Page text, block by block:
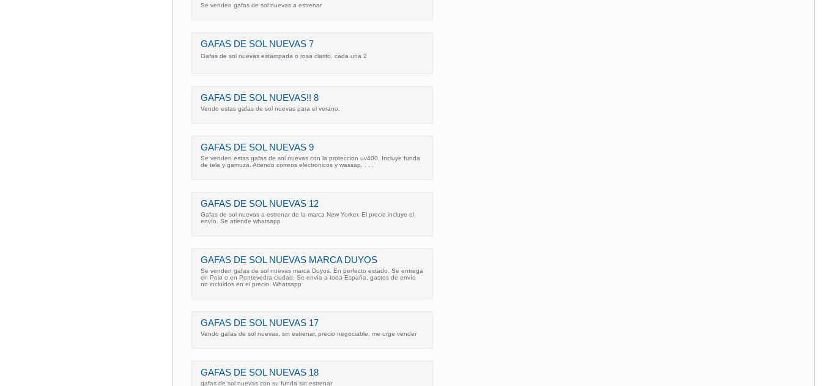
Se venden gafas de sol nuevas a estrenar
GAFAS DE SOL NUEVAS 7
Gafas de sol nuevas estampada o rosa clarito, cada una 2
GAFAS DE SOL NUEVAS!! 8
Vendo estas gafas de sol nuevas para el verano.
GAFAS DE SOL NUEVAS 9
Se venden estas gafas de sol nuevas con la proteccion uv400. Incluye funda
de tela y gamuza. Atiendo correos electronicos y wassap. . . .
GAFAS DE SOL NUEVAS 12
Gafas de sol nuevas a estrenar de la marca New Yorker. El precio incluye el
envío. Se atiende whatsapp
GAFAS DE SOL NUEVAS MARCA DUYOS
Se venden gafas de sol nuevas marca Duyos. En perfecto estado. Se entrega
en Poio o en Pontevedra ciudad. Se envía a toda España, gastos de envío
no incluidos en el precio. Whatsapp
GAFAS DE SOL NUEVAS 17
Vendo gafas de sol nuevas, sin estrenar, precio negociable, me urge vender
GAFAS DE SOL NUEVAS 18
gafas de sol nuevas con su funda sin estrenar